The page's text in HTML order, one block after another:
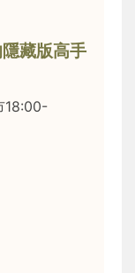
藏版高手
18:00-